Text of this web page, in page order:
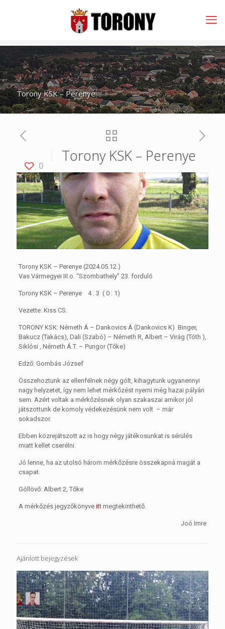
Torony KSK – Perenye
0
Torony KSK – Perenye
Torony KSK – Perenye (2024.05.12.)
Vas Vármegyei III.o. “Szombathely” 23. forduló
Torony KSK – Perenye 4 : 3 ( 0 : 1)
Vezette: Kiss CS.
TORONY KSK: Németh Á – Dankovics Á (Dankovics K) Binger,
Bakucz (Takács), Dali (Szabó) – Németh R, Albert – Virág (Tóth ),
Siklósi , Németh Á.T. – Pungor (Tőke)
Edző: Gombás József
Összehoztunk az ellenfélnek négy gólt, kihagytunk ugyanennyi
nagy helyzetet, így nem lehet mérkőzést nyerni még hazai pályán
sem. Azért voltak a mérkőzésnek olyan szakaszai amikor jól
játszottunk de komoly védekezésünk nem volt – már
sokadszor.
Ebben közrejátszott az is hogy négy játékosunkat is sérülés
miatt kellet cserélni.
Jó lenne, ha az utolsó három mérkőzésre összekapná magát a
csapat.
Góllövő: Albert 2, Tőke
A mérkőzés jegyzőkönyve itt megtekinthető.
Joó Imre
Ajánlott bejegyzések